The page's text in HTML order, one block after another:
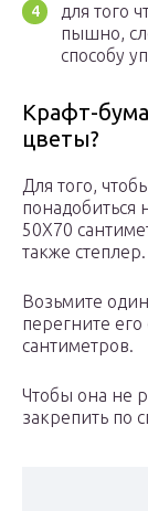
для того
пышно,
способу
Крафт-
цветы?
Для того,
понадобиться
50Х70
также степлер.
Возьмите
перегните
сантиметров.
Чтобы она не
закрепить по